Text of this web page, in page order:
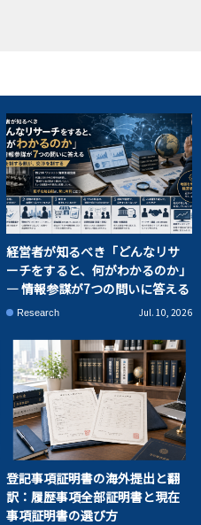
経営者が知るべき「どんなリサ
ーチをすると、何がわかるのか」
― 情報参謀が7つの問いに答える
Research Jul. 10, 2026
登記事項証明書の海外提出と翻
訳：履歴事項全部証明書と現在
事項証明書の選び方